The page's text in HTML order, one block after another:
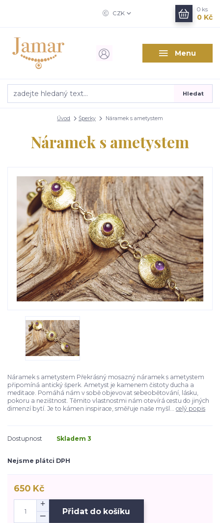
Menu
CZK
Hledat
0 ks
0 Kč
Úvod Šperky Náramek s ametystem
Náramek s ametystem
Náramek s ametystem Překrásný mosazný náramek s ametystem
připomíná antický šperk. Ametyst je kamenem čistoty ducha a
meditace. Pomáhá nám v sobě objevovat sebeobětování, lásku,
pokoru a nezištnost. Těmito vlastnostmi nám otevírá cestu do jiných
dimenzí bytí. Je to kámen inspirace, směřuje naše myšl... celý popis
Dostupnost Skladem 3
Nejsme plátci DPH
650 Kč
Přidat do košíku